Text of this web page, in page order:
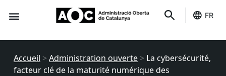
FR
Accueil >Administration ouverte > La cybersécurité,
facteur clé de la maturité numérique des